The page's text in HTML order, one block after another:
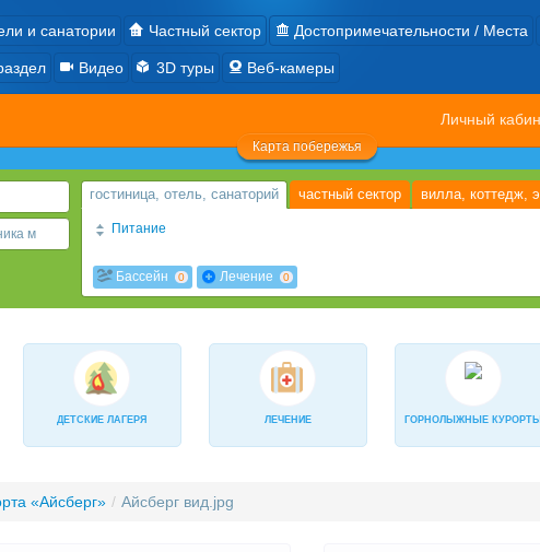
и санатории Частный сектор Достопримечательности / Места
Видео 3D туры Веб-камеры
Личный
Карта побережья
гостиница, отель, санаторий частный сектор вилла, коттедж,
Питание
2х разовое 0 3х разовое 0
4-х разовое завтрак "шведский стол" Завтрак и ужин (по
2-разовое: «Шведский стол» завтрак и порционно ужин «Ультра
В кафе-столовой организуется питание 2 или 3 раза в день по комп
Бассейн 0 Лечение 0
ДЕТСКИЕ ЛАГЕРЯ ЛЕЧЕНИЕ ГОРНОЛЫЖНЫЕ КУРОРТЫ
«Айсберг» / Айсберг вид.jpg